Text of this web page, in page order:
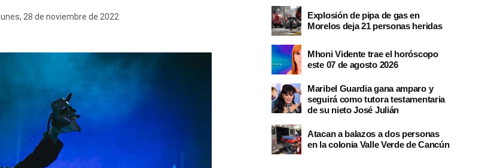
lunes, 28 de noviembre de 2022
Explosión de pipa de gas en
Morelos deja 21 personas heridas
Mhoni Vidente trae el horóscopo
este 07 de agosto 2026
Maribel Guardia gana amparo y
seguirá como tutora testamentaria
de su nieto José Julián
Atacan a balazos a dos personas
en la colonia Valle Verde de Cancún